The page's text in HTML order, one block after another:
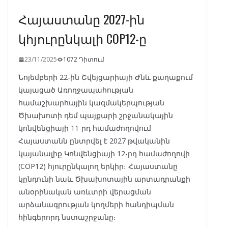
Հայաստանը 2027-ին
կհյուրընկալի COP12-ը
23/11/2025 1072 Դիտում
Նոյեմբերի 22-ին Շվեյցարիայի Ժնև քաղաքում
կայացած Առողջապահության
համաշխարհային կազմակերպության
Ծխախոտի դեմ պայքարի շրջանակային
կոնվենցիայի 11-րդ համաժողովում
Հայաստանն ընտրվել է 2027 թվականին
կայանալիք Կոնվենցիայի 12-րդ համաժողովի
(COP12) հյուրընկալող երկիր։ Հայաստանը
կընդունի նաև Ծխախոտային արտադրանքի
անօրինական առևտրի վերացման
արձանագրության կողմերի հանդիպման
հինգերորդ նստաշրջանը։